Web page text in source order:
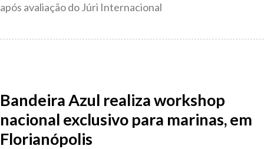
após avaliação do Júri Internacional
Bandeira Azul realiza workshop
nacional exclusivo para marinas, em
Florianópolis